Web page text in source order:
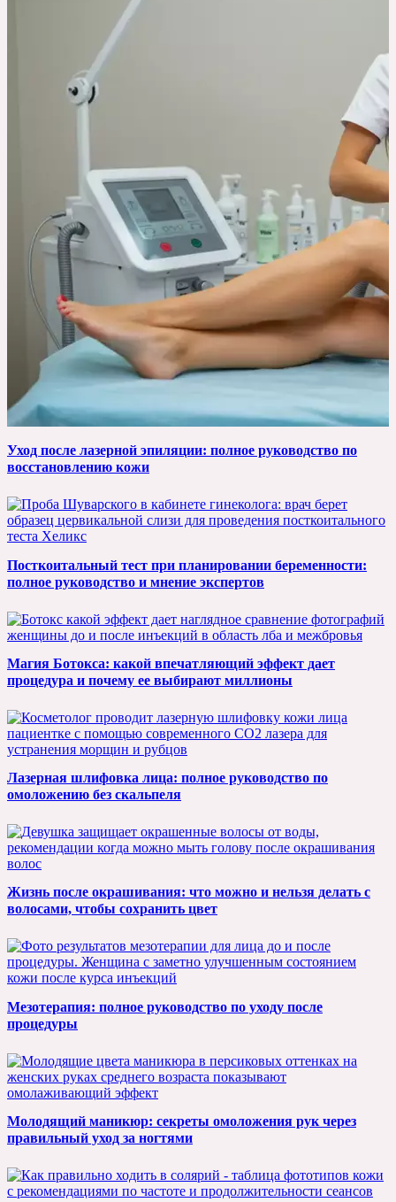
Уход после лазерной эпиляции: полное руководство по
восстановлению кожи
Посткоитальный тест при планировании беременности:
полное руководство и мнение экспертов
Магия Ботокса: какой впечатляющий эффект дает
процедура и почему ее выбирают миллионы
Лазерная шлифовка лица: полное руководство по
омоложению без скальпеля
Жизнь после окрашивания: что можно и нельзя делать с
волосами, чтобы сохранить цвет
Мезотерапия: полное руководство по уходу после
процедуры
Молодящий маникюр: секреты омоложения рук через
правильный уход за ногтями